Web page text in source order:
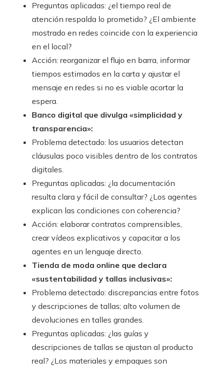
Preguntas aplicadas: ¿el tiempo real de
atención respalda lo prometido? ¿El ambiente
mostrado en redes coincide con la experiencia
en el local?
Acción: reorganizar el flujo en barra, informar
tiempos estimados en la carta y ajustar el
mensaje en redes si no es viable acortar la
espera.
Banco digital que divulga «simplicidad y
transparencia»:
Problema detectado: los usuarios detectan
cláusulas poco visibles dentro de los contratos
digitales.
Preguntas aplicadas: ¿la documentación
resulta clara y fácil de consultar? ¿Los agentes
explican las condiciones con coherencia?
Acción: elaborar contratos comprensibles,
crear vídeos explicativos y capacitar a los
agentes en un lenguaje directo.
Tienda de moda online que declara
«sustentabilidad y tallas inclusivas»:
Problema detectado: discrepancias entre fotos
y descripciones de tallas; alto volumen de
devoluciones en talles grandes.
Preguntas aplicadas: ¿las guías y
descripciones de tallas se ajustan al producto
real? ¿Los materiales y empaques son